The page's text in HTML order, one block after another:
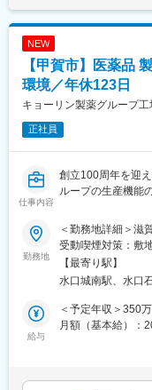
ン、教育訓練等が
■組織構成
上場グループ工場
要な役割を担いま
決力を磨けます。
■教育体制
OJTや研修制度が
■就業環境
NEW
【甲賀市】医薬品
環境／年休123日
キョーリン製薬グループ工
正社員
仕事内容
創立100周年を迎
ループの生産機能
生産体制を徹底。
残業15時間程度／
■業務概要
当社滋賀工場にて
当いただきます。
程において、造粒
フト勤務となりま
勤務地
＜勤務地詳細＞滋
受動喫煙対策：敷
【最寄り駅】
水口城南駅、水口
給与
＜予定年収＞350
月額（基本給）：